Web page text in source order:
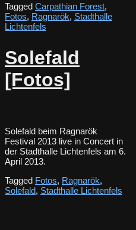
Tagged Carpathian Forest,
Fotos, Ragnarök, Stadthalle
Lichtenfels
Solefald
[Fotos]
Solefald beim Ragnarök
Festival 2013 live in Concert in
der Stadthalle Lichtenfels am 6.
April 2013.
Tagged Fotos, Ragnarök,
Solefald, Stadthalle Lichtenfels